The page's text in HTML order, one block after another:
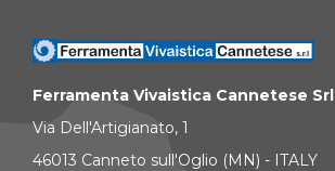
Ferramenta Vivaistica Cannetese Srl
Via Dell'Artigianato, 1
46013 Canneto sull'Oglio (MN) - ITALY